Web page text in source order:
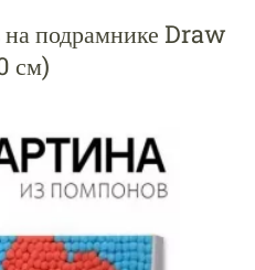
подрамнике Draw
см)